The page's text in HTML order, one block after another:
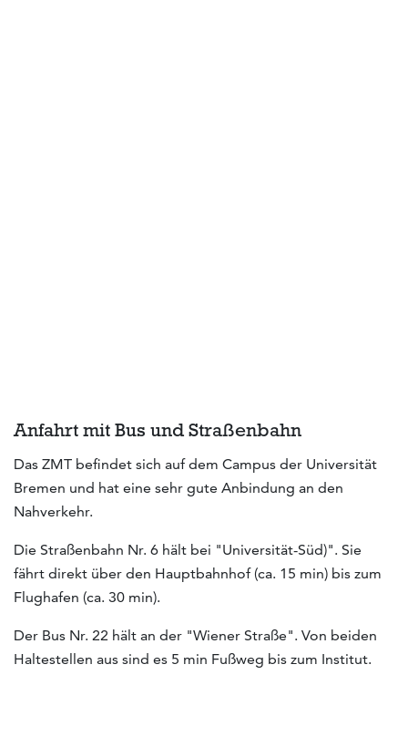
Anfahrt mit Bus und Straßenbahn
Das ZMT befindet sich auf dem Campus der Universität
Bremen und hat eine sehr gute Anbindung an den
Nahverkehr.
Die Straßenbahn Nr. 6 hält bei "Universität-Süd)". Sie
fährt direkt über den Hauptbahnhof (ca. 15 min) bis zum
Flughafen (ca. 30 min).
Der Bus Nr. 22 hält an der "Wiener Straße". Von beiden
Haltestellen aus sind es 5 min Fußweg bis zum Institut.